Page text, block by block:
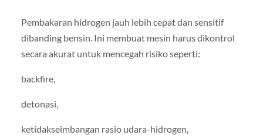
Pembakaran hidrogen jauh lebih cepat dan sensitif
dibanding bensin. Ini membuat mesin harus dikontrol
secara akurat untuk mencegah risiko seperti:
backfire,
detonasi,
ketidakseimbangan rasio udara-hidrogen,